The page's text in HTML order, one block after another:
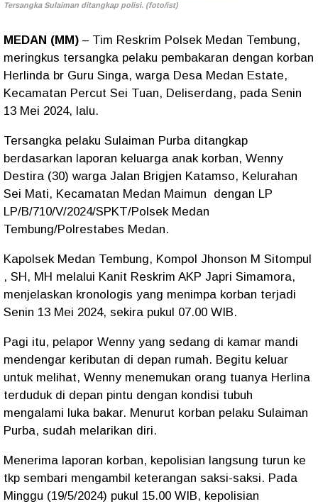
Tersangka Sulaiman ditangkap polisi. (foto/ist)
MEDAN (MM) – Tim Reskrim Polsek Medan Tembung,
meringkus tersangka pelaku pembakaran dengan korban
Herlinda br Guru Singa, warga Desa Medan Estate,
Kecamatan Percut Sei Tuan, Deliserdang, pada Senin
13 Mei 2024, lalu.
Tersangka pelaku Sulaiman Purba ditangkap
berdasarkan laporan keluarga anak korban, Wenny
Destira (30) warga Jalan Brigjen Katamso, Kelurahan
Sei Mati, Kecamatan Medan Maimun dengan LP
LP/B/710/V/2024/SPKT/Polsek Medan
Tembung/Polrestabes Medan.
Kapolsek Medan Tembung, Kompol Jhonson M Sitompul
, SH, MH melalui Kanit Reskrim AKP Japri Simamora,
menjelaskan kronologis yang menimpa korban terjadi
Senin 13 Mei 2024, sekira pukul 07.00 WIB.
Pagi itu, pelapor Wenny yang sedang di kamar mandi
mendengar keributan di depan rumah. Begitu keluar
untuk melihat, Wenny menemukan orang tuanya Herlina
terduduk di depan pintu dengan kondisi tubuh
mengalami luka bakar. Menurut korban pelaku Sulaiman
Purba, sudah melarikan diri.
Menerima laporan korban, kepolisian langsung turun ke
tkp sembari mengambil keterangan saksi-saksi. Pada
Minggu (19/5/2024) pukul 15.00 WIB, kepolisian